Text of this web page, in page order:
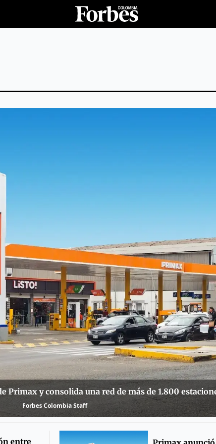
Primax y consolida una red de más de 1.800
Forbes Colombia Staff
entre